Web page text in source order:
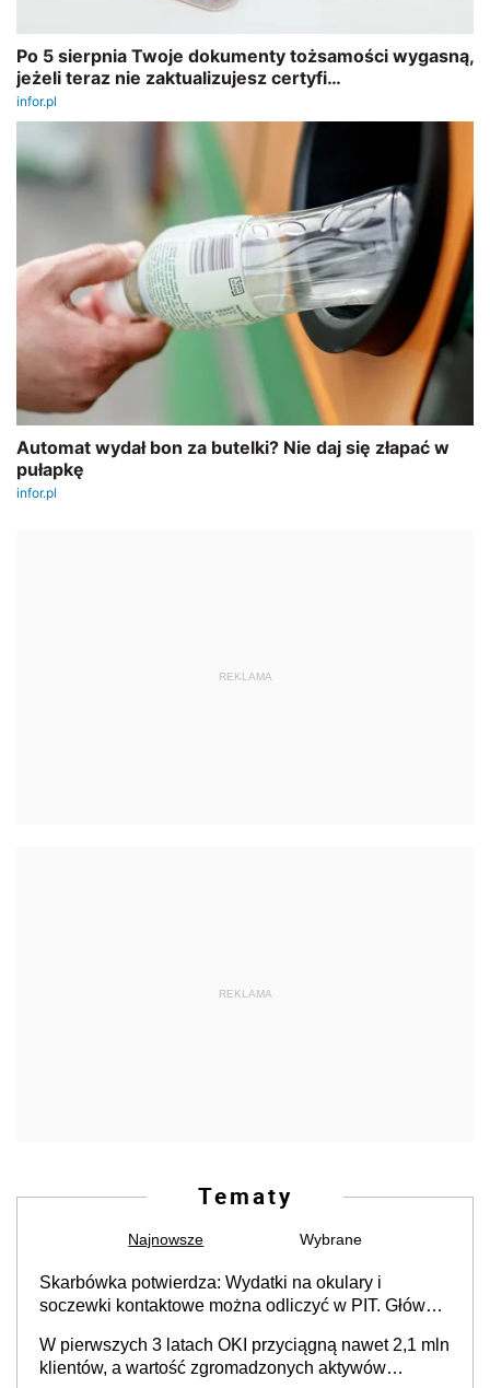
REKLAMA
REKLAMA
Tematy
Najnowsze Wybrane
Skarbówka potwierdza: Wydatki na okulary i
soczewki kontaktowe można odliczyć w PIT. Główny
Częściowe dofinansowanie (np. z zfśs) pomniejsza
odliczenie
W pierwszych 3 latach OKI przyciągną nawet 2,1 mln
klientów, a wartość zgromadzonych aktywów